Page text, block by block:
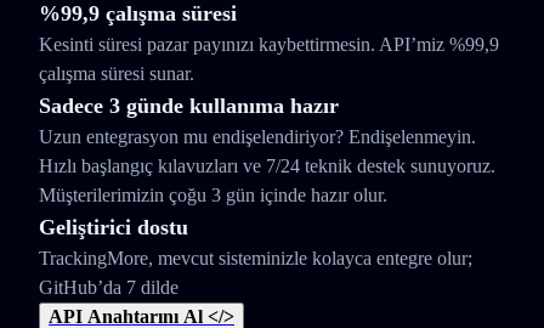
%99,9 çalışma süresi
Kesinti süresi pazar payınızı kaybettirmesin. API’miz %99,9
çalışma süresi sunar.
Sadece 3 günde kullanıma hazır
Uzun entegrasyon mu endişelendiriyor? Endişelenmeyin.
Hızlı başlangıç kılavuzları ve 7/24 teknik destek sunuyoruz.
Müşterilerimizin çoğu 3 gün içinde hazır olur.
Geliştirici dostu
TrackingMore, mevcut sisteminizle kolayca entegre olur;
GitHub’da 7 dilde
API Anahtarını Al </>